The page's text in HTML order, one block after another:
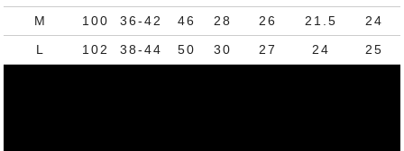
M
100 36-42 46 28 26 21.5
24
L
102 38-44 50 30 27 24 25